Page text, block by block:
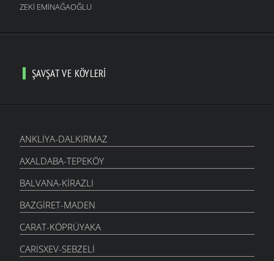
ZEKI EMINAĞAOĞLU
ŞAVŞAT VE KÖYLERI
ANKLIYA-DALKIRMAZ
AXALDABA-TEPEKÖY
BALVANA-KIRAZLI
BAZGIRET-MADEN
CARAT-KÖPRÜYAKA
CARISXEV-SEBZELI